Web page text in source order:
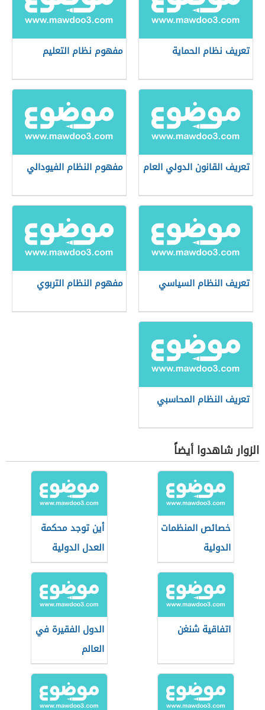
تعريف نظام الحماية مفهوم نظام التعليم
تعريف القانون الدولي العام مفهوم النظام الفيودالي
تعريف النظام السياسي مفهوم النظام التربوي
تعريف النظام المحاسبي
الزوار شاهدوا أيضاً
خصائص المنظمات
الدولية
أين توجد محكمة
العدل الدولية
اتفاقية شنغن
الدول الفقيرة في
العالم